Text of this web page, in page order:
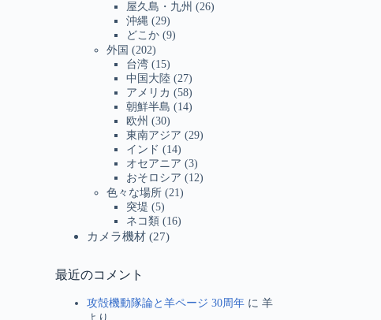
屋久島・九州 (26)
沖縄 (29)
どこか (9)
外国 (202)
台湾 (15)
中国大陸 (27)
アメリカ (58)
朝鮮半島 (14)
欧州 (30)
東南アジア (29)
インド (14)
オセアニア (3)
おそロシア (12)
色々な場所 (21)
突堤 (5)
ネコ類 (16)
カメラ機材 (27)
最近のコメント
攻殻機動隊論と羊ページ 30周年 に羊